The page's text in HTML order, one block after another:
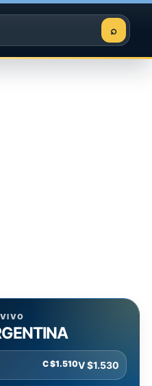
⌕
C $1.510V $1.530